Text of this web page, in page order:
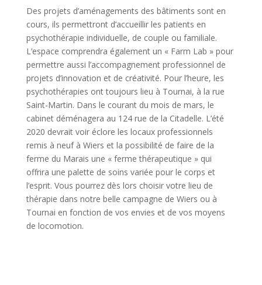
Des projets d’aménagements des bâtiments sont en
cours, ils permettront d’accueillir les patients en
psychothérapie individuelle, de couple ou familiale.
L’espace comprendra également un « Farm Lab » pour
permettre aussi l’accompagnement professionnel de
projets d’innovation et de créativité. Pour l’heure, les
psychothérapies ont toujours lieu à Tournai, à la rue
Saint-Martin. Dans le courant du mois de mars, le
cabinet déménagera au 124 rue de la Citadelle. L’été
2020 devrait voir éclore les locaux professionnels
remis à neuf à Wiers et la possibilité de faire de la
ferme du Marais une « ferme thérapeutique » qui
offrira une palette de soins variée pour le corps et
l’esprit. Vous pourrez dès lors choisir votre lieu de
thérapie dans notre belle campagne de Wiers ou à
Tournai en fonction de vos envies et de vos moyens
de locomotion.